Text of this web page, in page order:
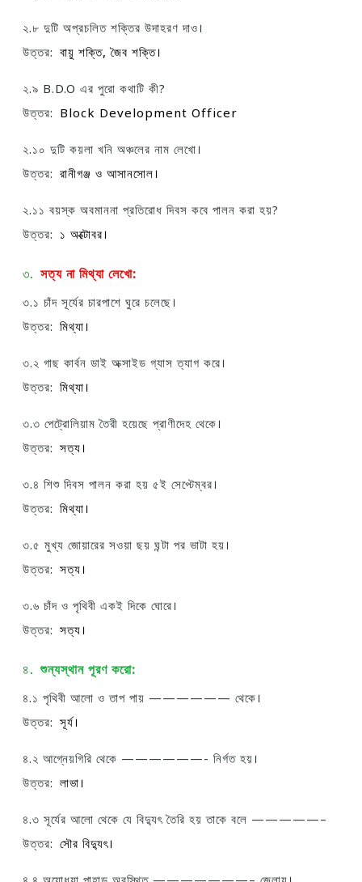
২.৮ দুটি অপ্রচলিত শক্তির উদাহরণ দাও।
উত্তর: বায়ু শক্তি, জৈব শক্তি।
২.৯ B.D.O এর পুরো কথাটি কী?
উত্তর: Block Development Officer
২.১০ দুটি কয়লা খনি অঞ্চলের নাম লেখো।
উত্তর: রানীগঞ্জ ও আসানসোল।
২.১১ বয়স্ক অবমাননা প্রতিরোধ দিবস কবে পালন করা হয়?
উত্তর: ১ অক্টোবর।
৩. সত্য না মিথ্যা লেখো:
৩.১ চাঁদ সূর্যের চারপাশে ঘুরে চলেছে।
উত্তর: মিথ্যা।
৩.২ গাছ কার্বন ডাই অক্সাইড গ্যাস ত্যাগ করে।
উত্তর: মিথ্যা।
৩.৩ পেট্রোলিয়াম তৈরী হয়েছে প্রাণীদেহ থেকে।
উত্তর: সত্য।
৩.৪ শিশু দিবস পালন করা হয় ৫ই সেপ্টেম্বর।
উত্তর: মিথ্যা।
৩.৫ মুখ্য জোয়ারের সওয়া ছয় ঘন্টা পর ভাটা হয়।
উত্তর: সত্য।
৩.৬ চাঁদ ও পৃথিবী একই দিকে ঘোরে।
উত্তর: সত্য।
৪. শুন্যস্থান পূরণ করো:
৪.১ পৃথিবী আলো ও তাপ পায় —————— থেকে।
উত্তর: সূর্য।
৪.২ আগ্নেয়গিরি থেকে ——————- নির্গত হয়।
উত্তর: লাভা।
৪.৩ সূর্যের আলো থেকে যে বিদ্যুৎ তৈরি হয় তাকে বলে —————–
উত্তর: সৌর বিদ্যুৎ।